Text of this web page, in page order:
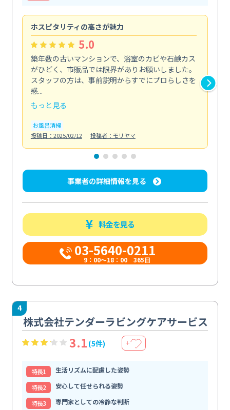
ホスピタリティの高さが魅力
5.0
築年数の古いマンションで、浴室のカビや石鹸カス
がひどく、市販品では限界がありお願いしました。
スタッフの方は、事前説明からすでにプロらしさを
感...
もっと見る
お風呂清掃
投稿日：2025/02/12
投稿者：モリヤマ
事業者の詳細情報を見る
料金を見る
03-5640-0211
9：00～18：00 365日
4
株式会社テンダーラビングケアサービス
3.1 (5件) ＋
特⻑1
生活リズムに配慮した姿勢
特⻑2
安心して任せられる姿勢
特⻑3
専門家としての冷静な判断